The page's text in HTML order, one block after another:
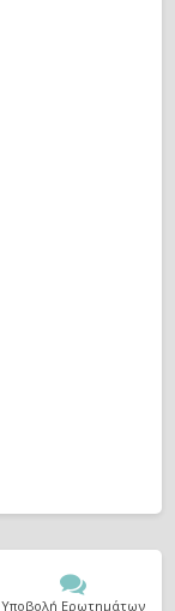
Υποβολή Ερωτημάτων